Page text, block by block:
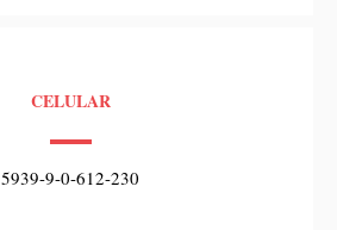
CELULAR
5939-9-0-612-230